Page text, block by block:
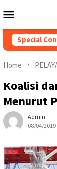
to
Menu
Special
Home
Koalisi
Menurut
Admin
08/04/2019